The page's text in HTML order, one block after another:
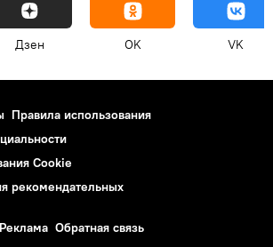
Дзен OK VK
Правила использования
Cookie
рекомендательных
Реклама Обратная связь